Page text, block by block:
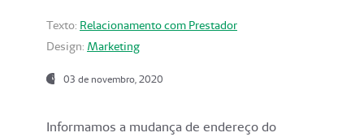
Texto: Relacionamento com Prestador
Design: Marketing
03 de novembro, 2020
Informamos a mudança de endereço do